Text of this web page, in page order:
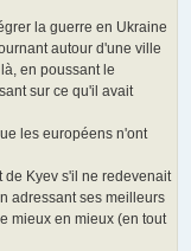
la guerre en Ukraine
autour d'une ville
en poussant le
sur ce qu'il avait
les européens n'ont
Kyev s'il ne redevenait
adressant ses meilleurs
mieux en mieux (en tout